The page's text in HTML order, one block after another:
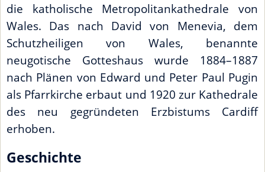
die katholische Metropolitankathedrale von
Wales. Das nach David von Menevia, dem
Schutzheiligen von Wales, benannte
neugotische Gotteshaus wurde 1884–1887
nach Plänen von Edward und Peter Paul Pugin
als Pfarrkirche erbaut und 1920 zur Kathedrale
des neu gegründeten Erzbistums Cardiff
erhoben.
Geschichte